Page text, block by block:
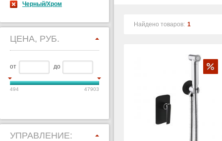
Черный/Хром
ЦЕНА, РУБ.
от до
494 47903
УПРАВЛЕНИЕ:
Найдено товаров: 1